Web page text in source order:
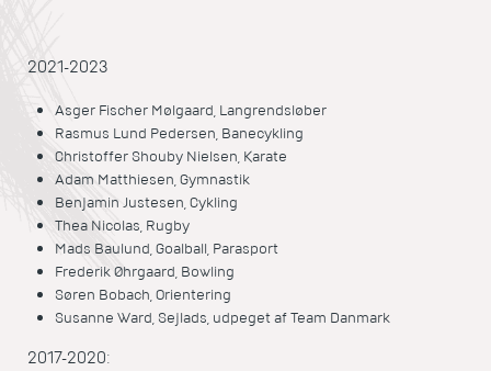
2021-2023
Asger Fischer Mølgaard, Langrendsløber
Rasmus Lund Pedersen, Banecykling
Christoffer Shouby Nielsen, Karate
Adam Matthiesen, Gymnastik
Benjamin Justesen, Cykling
Thea Nicolas, Rugby
Mads Baulund, Goalball, Parasport
Frederik Øhrgaard, Bowling
Søren Bobach, Orientering
Susanne Ward, Sejlads, udpeget af Team Danmark
2017-2020: